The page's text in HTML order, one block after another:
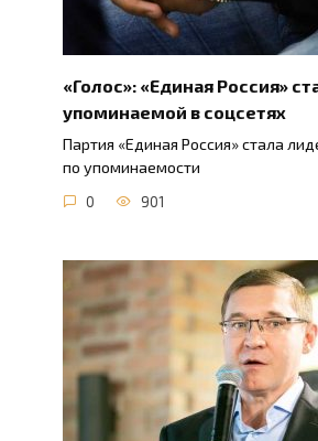
«Голос»: «Единая Россия»
упоминаемой в соцсетях
Партия «Единая Россия» стала
по упоминаемости
0 901